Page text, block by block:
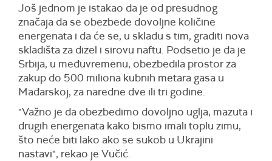
Još jednom je istakao da je od presudnog
značaja da se obezbede dovoljne količine
energenata i da će se, u skladu s tim, graditi nova
skladišta za dizel i sirovu naftu. Podsetio je da je
Srbija, u međuvremenu, obezbedila prostor za
zakup do 500 miliona kubnih metara gasa u
Mađarskoj, za naredne dve ili tri godine.
"Važno je da obezbedimo dovoljno uglja, mazuta i
drugih energenata kako bismo imali toplu zimu,
što neće biti lako ako se sukob u Ukrajini
nastavi", rekao je Vučić.